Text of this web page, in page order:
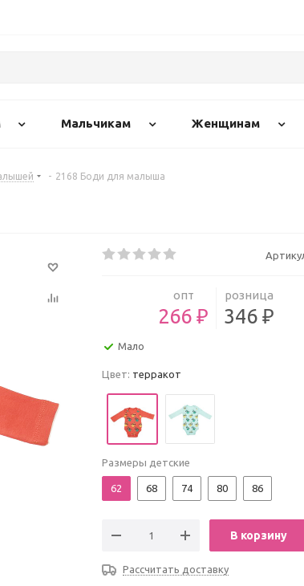
Мальчикам Женщинам
- 2168 Боди для малыша
опт
266 ₽
розница
346 ₽
Мало
Цвет: терракот
Размеры детские
62 68 74 80 86
В корзину
Рассчитать доставку